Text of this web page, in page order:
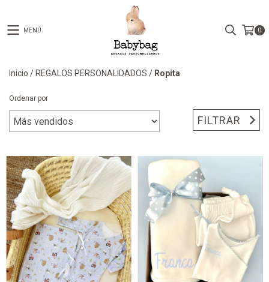
MENÚ 0
Inicio / REGALOS PERSONALIDADOS / Ropita
Ordenar por
FILTRAR